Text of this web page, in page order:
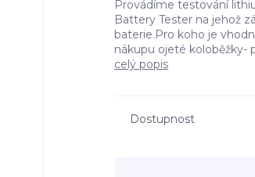
Provádíme testování
Battery Tester na jehož
baterie.Pro koho je
nákupu ojeté koloběžky-
celý popis
Dostupnost